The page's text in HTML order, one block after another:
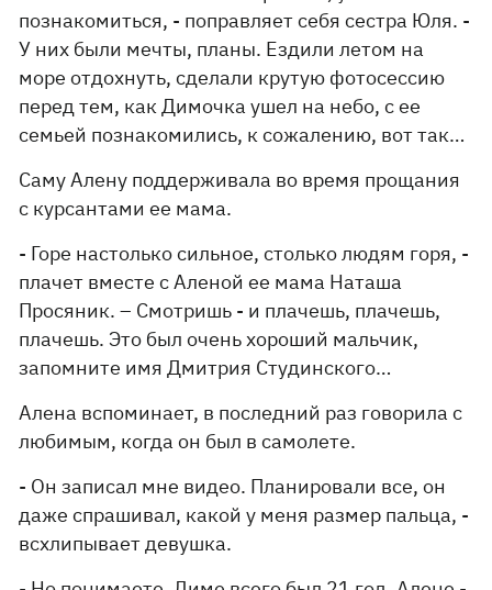
познакомиться, - поправляет себя сестра Юля. -
У них были мечты, планы. Ездили летом на
море отдохнуть, сделали крутую фотосессию
перед тем, как Димочка ушел на небо, с ее
семьей познакомились, к сожалению, вот так…
Саму Алену поддерживала во время прощания
с курсантами ее мама.
- Горе настолько сильное, столько людям горя, -
плачет вместе с Аленой ее мама Наташа
Просяник. – Смотришь - и плачешь, плачешь,
плачешь. Это был очень хороший мальчик,
запомните имя Дмитрия Студинского…
Алена вспоминает, в последний раз говорила с
любимым, когда он был в самолете.
- Он записал мне видео. Планировали все, он
даже спрашивал, какой у меня размер пальца, -
всхлипывает девушка.